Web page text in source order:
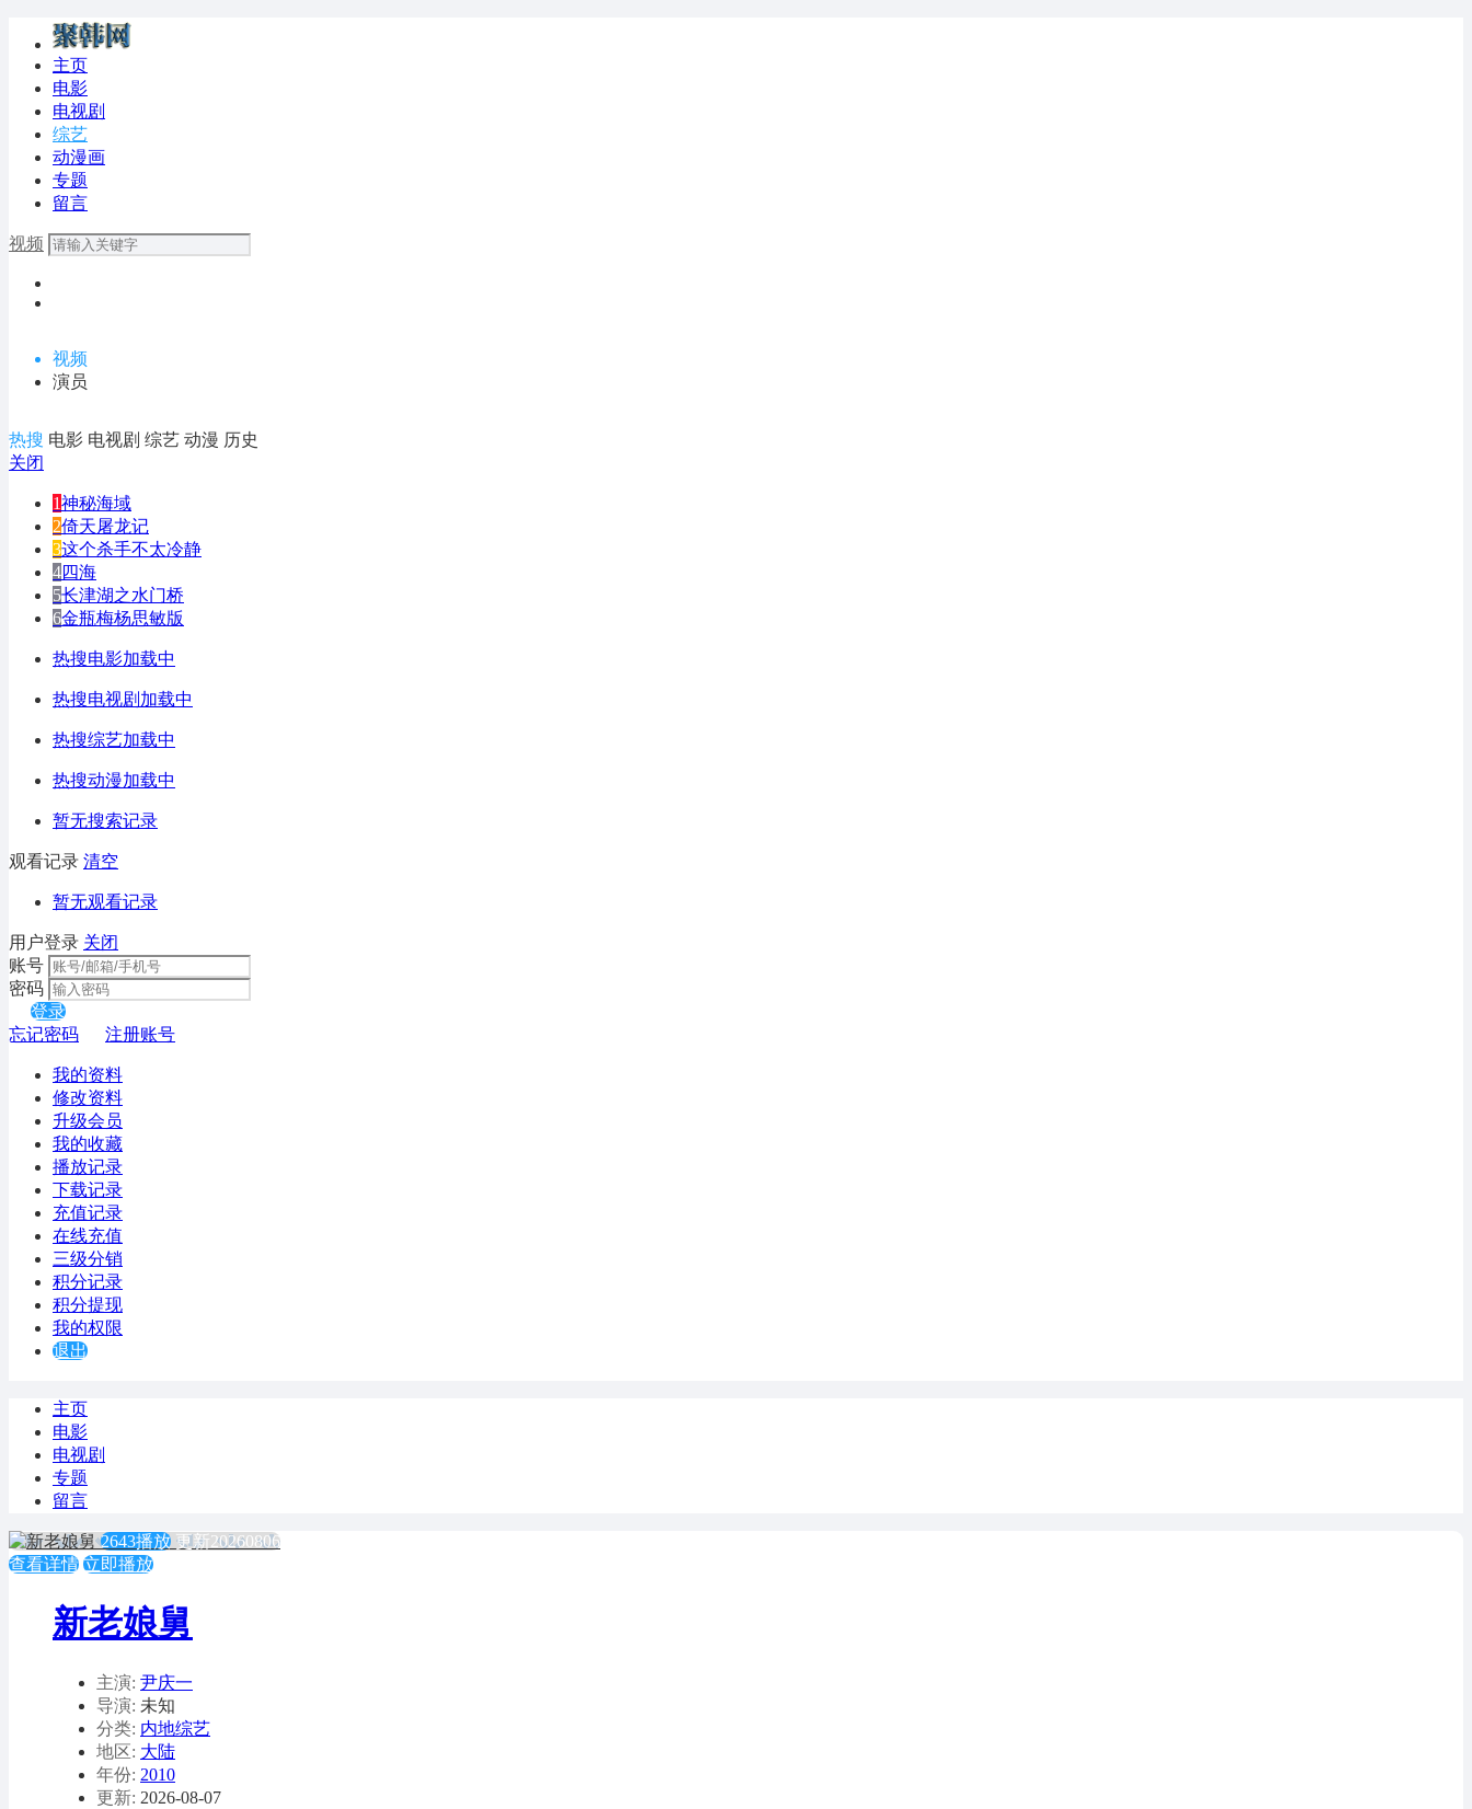
主页
电影
电视剧
综艺
动漫画
专题
留言
视频
视频
演员
热搜 电影 电视剧 综艺 动漫 历史
关闭
1神秘海域
2倚天屠龙记
3这个杀手不太冷静
4四海
5长津湖之水门桥
6金瓶梅杨思敏版
热搜电影加载中
热搜电视剧加载中
热搜综艺加载中
热搜动漫加载中
暂无搜索记录
观看记录 清空
暂无观看记录
用户登录 关闭
账号
密码
登录
忘记密码
注册账号
我的资料
修改资料
升级会员
我的收藏
播放记录
下载记录
充值记录
在线充值
三级分销
积分记录
积分提现
我的权限
退出
主页
电影
电视剧
专题
留言
2643播放 更新20260806
查看详情 立即播放
新老娘舅
主演: 尹庆一
导演: 未知
分类: 内地综艺
地区: 大陆
年份: 2010
更新: 2026-08-07